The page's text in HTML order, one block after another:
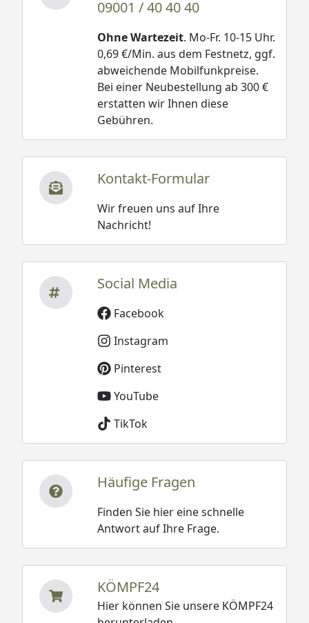
09001 / 40 40 40
Ohne Wartezeit. Mo-Fr. 10-15 Uhr.
0,69 €/Min. aus dem Festnetz, ggf.
abweichende Mobilfunkpreise.
Bei einer Neubestellung ab 300 €
erstatten wir Ihnen diese
Gebühren.
Kontakt-Formular
Wir freuen uns auf Ihre
Nachricht!
Social Media
Facebook
Instagram
Pinterest
YouTube
TikTok
Häufige Fragen
Finden Sie hier eine schnelle
Antwort auf Ihre Frage.
KÖMPF24
Hier können Sie unsere KÖMPF24